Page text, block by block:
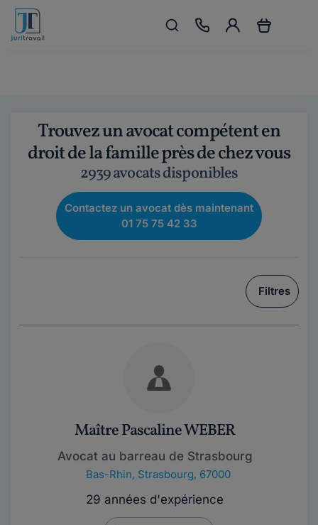
Trouvez un avocat compétent en
droit de la famille près de chez vous
2939 avocats disponibles
Contactez un avocat dès maintenant
01 75 75 42 33
Filtres
Maître Pascaline WEBER
Avocat au barreau de Strasbourg
Bas-Rhin, Strasbourg, 67000
29 années d'expérience